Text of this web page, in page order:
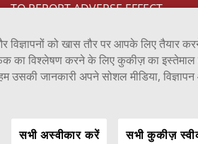
TO REPORT ADVERSE EFFECT
विज्ञापनों को खास तौर पर आपके लिए तैयार
का विश्लेषण करने के लिए कुकीज़ का
उसकी जानकारी अपने सोशल मीडिया,
सभी अस्वीकार करें सभी कुकीज़